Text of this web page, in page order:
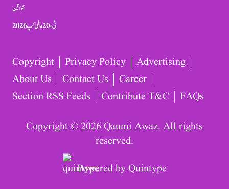
خواتین
ٹی-20 عالمی کپ 2026
Copyright Privacy Policy
Advertising
About Us
Contact Us
Career
Section RSS Feeds
Contribute T&C FAQs
Copyright © 2026 Qaumi Awaz. All rights
reserved.
Powered byQuintype